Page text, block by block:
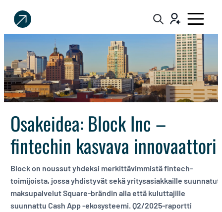
Sijoittaja.fi
Tee
sijoituspäätöksiä
Osakeidea: Block Inc –
fintechin kasvava innovaattori
Block on noussut yhdeksi merkittävimmistä fintech-
toimijoista, jossa yhdistyvät sekä yritysasiakkaille suunnatut
maksupalvelut Square-brändin alla että kuluttajille
suunnattu Cash App -ekosysteemi. Q2/2025-raportti